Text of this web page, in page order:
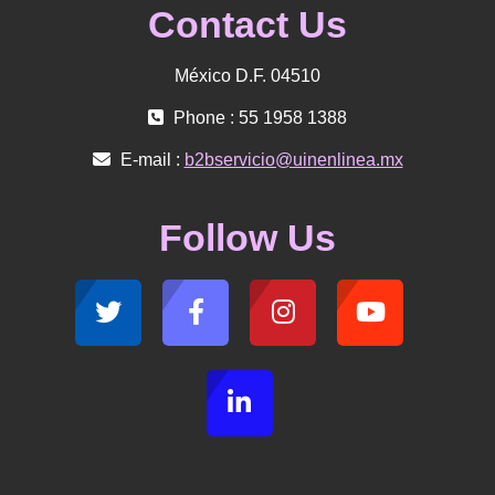
Contact Us
México D.F. 04510
Phone : 55 1958 1388
E-mail : b2bservicio@uinenlinea.mx
Follow Us